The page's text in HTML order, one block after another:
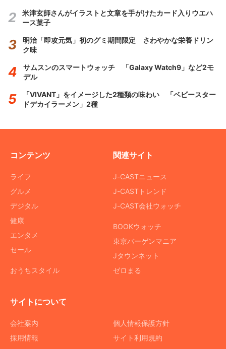
米津玄師さんがイラストと文章を手がけたカード入りウエハ
ース菓子
明治「即攻元気」初のグミ期間限定 さわやかな栄養ドリン
ク味
サムスンのスマートウォッチ 「Galaxy Watch9」など2モ
デル
「VIVANT」をイメージした2種類の味わい 「ベビースター
ドデカイラーメン」2種
コンテンツ
ライフ
グルメ
デジタル
健康
エンタメ
セール
おうちスタイル
関連サイト
J-CASTニュース
J-CASTトレンド
J-CAST会社ウォッチ
BOOKウォッチ
東京バーゲンマニア
Jタウンネット
ゼロまる
サイトについて
会社案内
採用情報
個人情報保護方針
サイト利用規約